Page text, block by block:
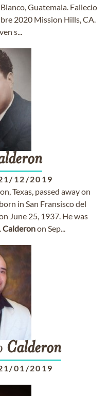
Guatemala. Fallecio
2020 Mission Hills, CA.
s...
12/2019
Texas, passed away on
in San Fransisco del
June 25, 1937. He was
Calderonon Sep...
Calderon
01/2019